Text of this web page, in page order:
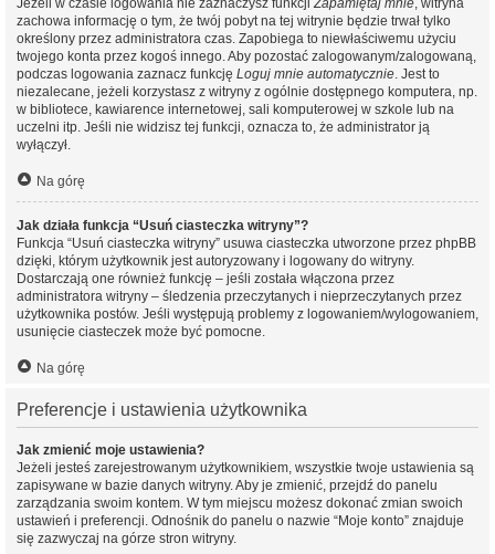
Jeżeli w czasie logowania nie zaznaczysz funkcjiZapamiętaj mnie, witryna
zachowa informację o tym, że twój pobyt na tej witrynie będzie trwał tylko
określony przez administratora czas. Zapobiega to niewłaściwemu użyciu
twojego konta przez kogoś innego. Aby pozostać zalogowanym/zalogowaną,
podczas logowania zaznacz funkcję Loguj mnie automatycznie. Jest to
niezalecane, jeżeli korzystasz z witryny z ogólnie dostępnego komputera, np.
w bibliotece, kawiarence internetowej, sali komputerowej w szkole lub na
uczelni itp. Jeśli nie widzisz tej funkcji, oznacza to, że administrator ją
wyłączył.
Na górę
Jak działa funkcja “Usuń ciasteczka witryny”?
Funkcja “Usuń ciasteczka witryny” usuwa ciasteczka utworzone przez phpBB
dzięki, którym użytkownik jest autoryzowany i logowany do witryny.
Dostarczają one również funkcję – jeśli została włączona przez
administratora witryny – śledzenia przeczytanych i nieprzeczytanych przez
użytkownika postów. Jeśli występują problemy z logowaniem/wylogowaniem,
usunięcie ciasteczek może być pomocne.
Na górę
Preferencje i ustawienia użytkownika
Jak zmienić moje ustawienia?
Jeżeli jesteś zarejestrowanym użytkownikiem, wszystkie twoje ustawienia są
zapisywane w bazie danych witryny. Aby je zmienić, przejdź do panelu
zarządzania swoim kontem. W tym miejscu możesz dokonać zmian swoich
ustawień i preferencji. Odnośnik do panelu o nazwie “Moje konto” znajduje
się zazwyczaj na górze stron witryny.